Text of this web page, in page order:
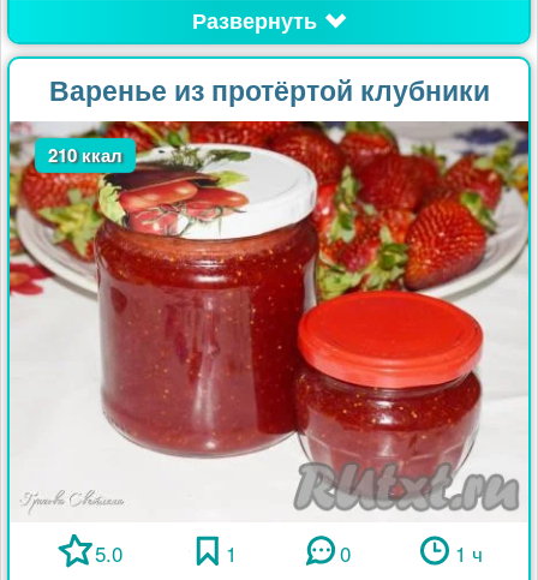
Развернуть
Варенье из протёртой клубники
210 ккал
5.0 1 0 1 ч